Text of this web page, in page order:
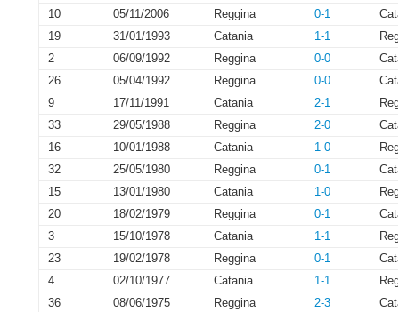
10
05/11/2006 Reggina 0-1
19
31/01/1993 Catania 1-1
2
06/09/1992 Reggina 0-0
26
05/04/1992 Reggina 0-0
9
17/11/1991 Catania 2-1
33
29/05/1988 Reggina 2-0
16
10/01/1988 Catania 1-0
32
25/05/1980 Reggina 0-1
15
13/01/1980 Catania 1-0
20
18/02/1979 Reggina 0-1
3
15/10/1978 Catania 1-1
23
19/02/1978 Reggina 0-1
4
02/10/1977 Catania 1-1
36
08/06/1975 Reggina 2-3